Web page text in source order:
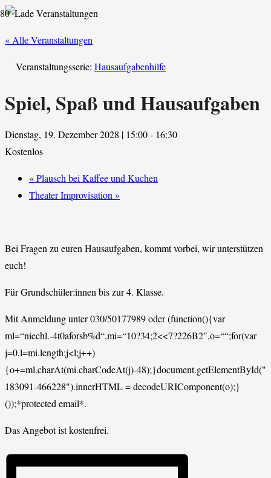
« Alle Veranstaltungen
Veranstaltungsserie: Hausaufgabenhilfe
Spiel, Spaß und Hausaufgaben
Dienstag, 19. Dezember 2028 | 15:00- 16:30
Kostenlos
«Plausch bei Kaffee und Kuchen
Theater Improvisation »
Bei Fragen zu euren Hausaufgaben, kommt vorbei, wir unterstützen
euch!
Für Grundschüler:innen bis zur 4. Klasse.
Mit Anmeldung unter 030/50177989 oder(function(){var
ml=“niechl.-4t0aforsb%d“,mi=“10?34;2<<7?226B2″,o=““;for(var
j=0,l=mi.length;j<l;j++)
{o+=ml.charAt(mi.charCodeAt(j)-
183091-466228").innerHTML = decodeURIComponent(o);}
());*protected email*.
Das Angebot ist kostenfrei.